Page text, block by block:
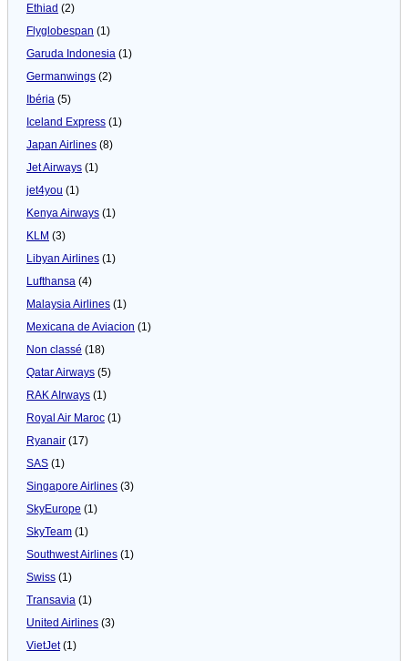
Ethiad (2)
Flyglobespan (1)
Garuda Indonesia (1)
Germanwings (2)
Ibéria (5)
Iceland Express (1)
Japan Airlines (8)
Jet Airways (1)
jet4you (1)
Kenya Airways (1)
KLM (3)
Libyan Airlines (1)
Lufthansa (4)
Malaysia Airlines (1)
Mexicana de Aviacion (1)
Non classé (18)
Qatar Airways (5)
RAK AIrways (1)
Royal Air Maroc (1)
Ryanair (17)
SAS (1)
Singapore Airlines (3)
SkyEurope (1)
SkyTeam (1)
Southwest Airlines (1)
Swiss (1)
Transavia (1)
United Airlines (3)
VietJet(1)